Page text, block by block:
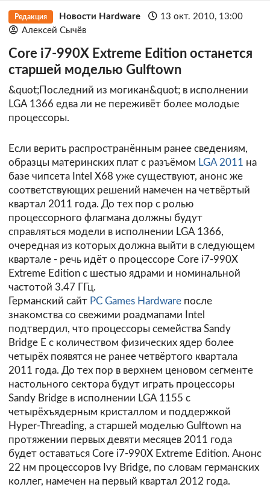
Редакция Новости Hardware
13 окт. 2010, 13:00
Алексей Сычёв
Core i7-990X Extreme Edition останется
старшей моделью Gulftown
&quot;Последний из могикан&quot; в исполнении
LGA 1366 едва ли не переживёт более молодые
процессоры.
Если верить распространённым ранее сведениям,
образцы материнских плат с разъёмом LGA 2011 на
базе чипсета Intel X68 уже существуют, анонс же
соответствующих решений намечен на четвёртый
квартал 2011 года. До тех пор с ролью
процессорного флагмана должны будут
справляться модели в исполнении LGA 1366,
очередная из которых должна выйти в следующем
квартале - речь идёт о процессоре Core i7-990X
Extreme Edition с шестью ядрами и номинальной
частотой 3.47 ГГц.
Германский сайт PC Games Hardware после
знакомства со свежими роадмапами Intel
подтвердил, что процессоры семейства Sandy
Bridge E с количеством физических ядер более
четырёх появятся не ранее четвёртого квартала
2011 года. До тех пор в верхнем ценовом сегменте
настольного сектора будут играть процессоры
Sandy Bridge в исполнении LGA 1155 с
четырёхъядерным кристаллом и поддержкой
Hyper-Threading, а старшей моделью Gulftown на
протяжении первых девяти месяцев 2011 года
будет оставаться Core i7-990X Extreme Edition. Анонс
22 нм процессоров Ivy Bridge, по словам германских
коллег, намечен на первый квартал 2012 года.